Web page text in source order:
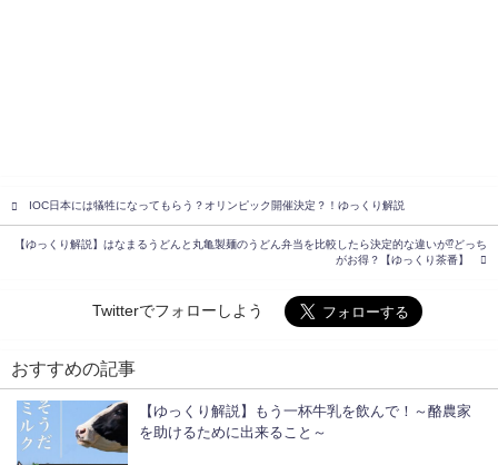
IOC日本には犠牲になってもらう？オリンピック開催決定？！ゆっくり解説
【ゆっくり解説】はなまるうどんと丸亀製麺のうどん弁当を比較したら決定的な違いが⁉︎どっち
がお得？【ゆっくり茶番】
Twitterでフォローしよう
おすすめの記事
【ゆっくり解説】もう一杯牛乳を飲んで！～酪農家
を助けるために出来ること～